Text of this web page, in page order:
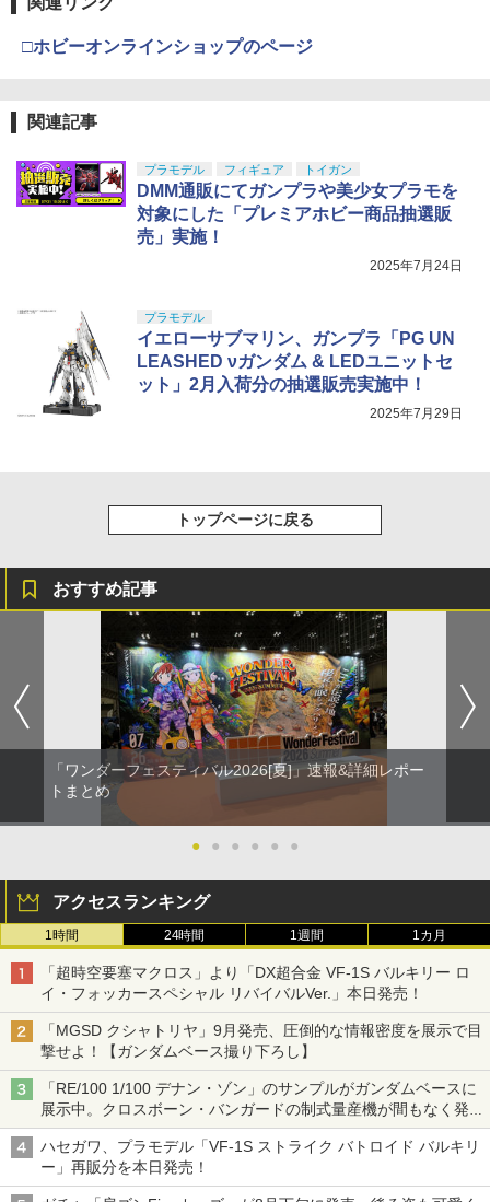
□ホビーオンラインショップのページ
関連記事
プラモデル フィギュア トイガン
DMM通販にてガンプラや美少女プラモを
対象にした「プレミアホビー商品抽選販
売」実施！
2025年7月24日
プラモデル
イエローサブマリン、ガンプラ「PG UN
LEASHED νガンダム & LEDユニットセ
ット」2月入荷分の抽選販売実施中！
2025年7月29日
トップページに戻る
おすすめ記事
「ワンダーフェスティバル2026[夏]」速報&詳細レポー
トまとめ
● ● ● ● ● ●
アクセスランキング
1時間 24時間 1週間 1カ月
「超時空要塞マクロス」より「DX超合金 VF-1S バルキリー ロ
イ・フォッカースペシャル リバイバルVer.」本日発売！
「MGSD クシャトリヤ」9月発売、圧倒的な情報密度を展示で目
撃せよ！【ガンダムベース撮り下ろし】
「RE/100 1/100 デナン・ゾン」のサンプルがガンダムベースに
展示中。クロスボーン・バンガードの制式量産機が間もなく発送
【ガンダムベース撮り下ろし】
ハセガワ、プラモデル「VF-1S ストライク バトロイド バルキリ
ー」再販分を本日発売！